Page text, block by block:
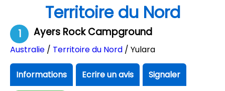
Territoire du Nord
1 Ayers Rock Campground
Australie / Territoire du Nord / Yulara
Informations Ecrire un avis Signaler